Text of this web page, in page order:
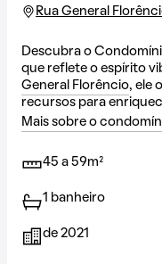
Rua General
Descubra o
que reflete o espírito
General Florêncio, ele
recursos para
Mais sobre o
45 a 59m²
1 banheiro
de 2021